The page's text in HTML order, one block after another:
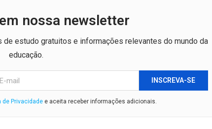
nossa newsletter
estudo gratuitos e informações relevantes do mundo da
educação.
INSCREVA-SE
de Privacidade e aceita receber informações adicionais.